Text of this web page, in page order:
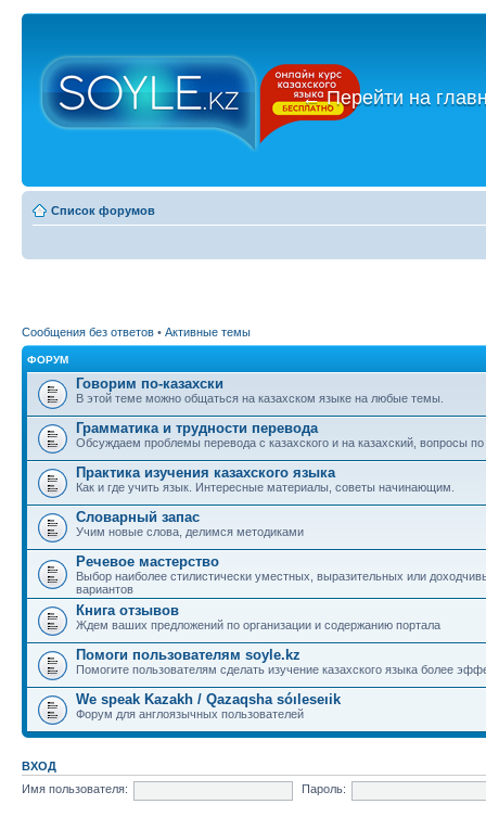
←Перейти на
Список форумов
Сообщения без ответов • Активные темы
ФОРУМ
Говорим по-казахски
В этой теме можно общаться на казахском языке на любые темы.
Грамматика и трудности перевода
Обсуждаем проблемы перевода с казахского и на казахский, вопросы
Практика изучения казахского языка
Как и где учить язык. Интересные материалы, советы начинающим.
Словарный запас
Учим новые слова, делимся методиками
Речевое мастерство
Выбор наиболее стилистически уместных, выразительных или
вариантов
Книга отзывов
Ждем ваших предложений по организации и содержанию портала
Помоги пользователям soyle.kz
Помогите пользователям сделать изучение казахского языка более
We speak Kazakh / Qazaqsha sóıleseıik
Форум для англоязычных пользователей
ВХОД
Имя пользователя:
Пароль: